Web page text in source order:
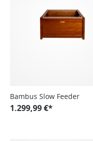
Bambus Slow Feeder
1.299,99 €*